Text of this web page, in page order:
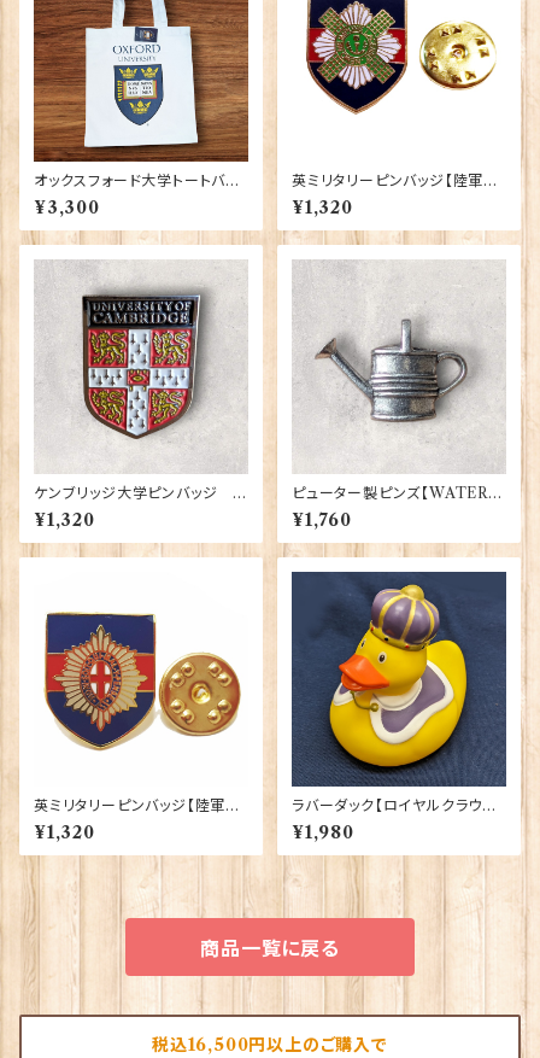
オックスフォード大学トートバッ
グ Elgate Products 90378
¥3,300
英ミリタリーピンバッジ【陸軍=S
hield Scots Guards】Traditi
on 90043-M011
¥1,320
ケンブリッジ大学ピンバッジ El
gate Products 90416
¥1,320
ピューター製ピンズ【WATERI
NG CAN】Cadogan 90166-
XWTP165
¥1,760
英ミリタリーピンバッジ【陸軍=C
oldstream Guards】Traditio
n 90043-M030
¥1,320
ラバーダック【ロイヤルクラウン】
Elgate Products 90344
¥1,980
商品一覧に戻る
税込16,500円以上のご購入で